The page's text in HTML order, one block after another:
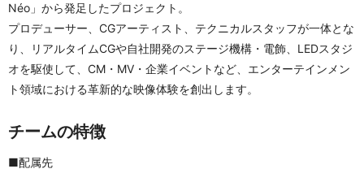
Néo」から発足したプロジェクト。
プロデューサー、CGアーティスト、テクニカルスタッフが一体とな
り、リアルタイムCGや自社開発のステージ機構・電飾、LEDスタジ
オを駆使して、CM・MV・企業イベントなど、エンターテインメン
ト領域における革新的な映像体験を創出します。
チームの特徴
■配属先